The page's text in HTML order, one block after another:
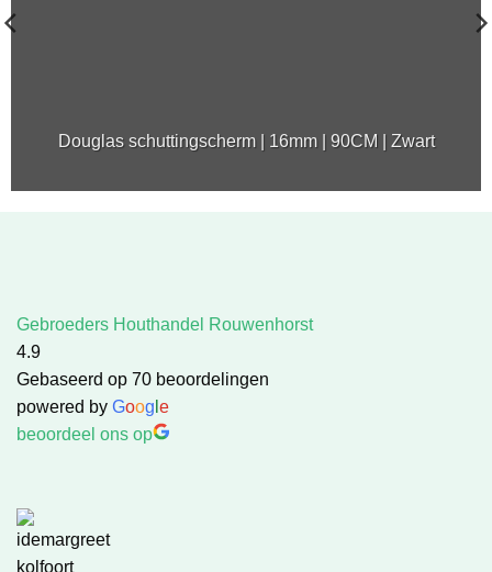
Douglas schuttingscherm | 16mm | 90CM | Zwart
Gebroeders Houthandel Rouwenhorst
4.9
Gebaseerd op 70 beoordelingen
powered by Goog e
beoordeel ons op